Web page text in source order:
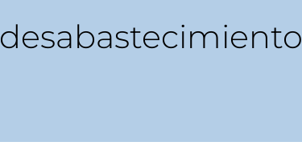
desabastecimiento